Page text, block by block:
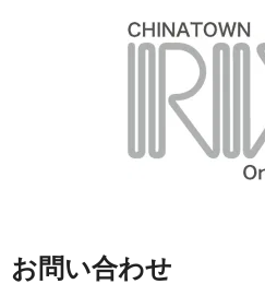
お問い合わせ